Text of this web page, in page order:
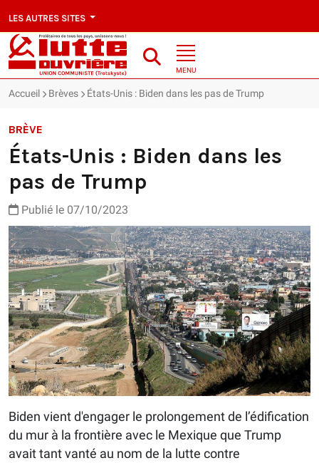
LES AUTRES SITES
MENU
Accueil Brèves États-Unis : Biden dans les pas de Trump
BRÈVE
États-Unis : Biden dans les
pas de Trump
Publié le 07/10/2023
Biden vient d'engager le prolongement de l’édification
du mur à la frontière avec le Mexique que Trump
avait tant vanté au nom de la lutte contre